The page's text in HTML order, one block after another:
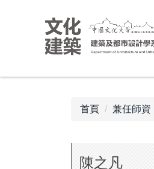
首頁 兼任師資
陳之凡